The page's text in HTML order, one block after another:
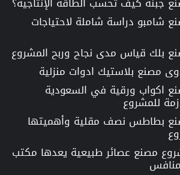
شامبو دراسة شاملة لاحتياجات
بلك قياس مدى نجاح وربح المشروع
مصنع بلاستيك ادوات منزلية
اكواب ورقية في السعودية
للمشروع
بطاطس نصف مقلية وأهميتها
مصنع عصائر طبيعية يعدها مكتب